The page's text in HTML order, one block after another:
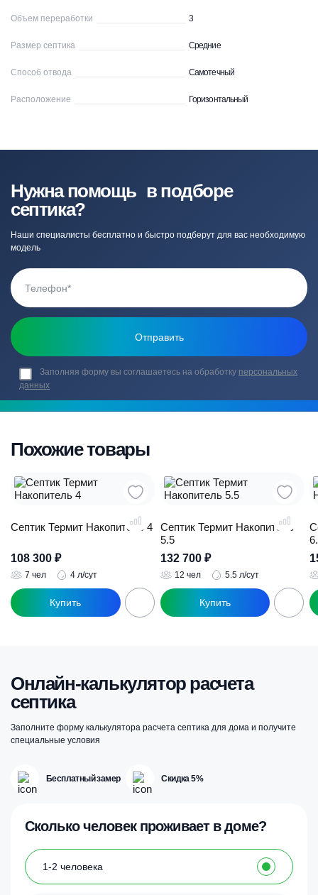
Объем переработки 3
Размер септика Средние
Способ отвода Самотечный
Расположение Горизонтальный
Нужна помощь в подборе
септика?
Наши специалисты бесплатно и быстро подберут для вас необходимую
модель
Заполняя форму вы соглашаетесь на обработку персональных
данных
Похожие товары
Септик Термит Накопитель 4
108 300 ₽
7 чел 4 л/сут
Септик Термит Накопитель
5.5
132 700 ₽
12 чел 5.5 л/сут
Онлайн-калькулятор расчета
септика
Заполните форму калькулятора расчета септика для дома и получите
специальные условия
Бесплатный замер Скидка 5%
Сколько человек проживает в доме?
1-2 человека